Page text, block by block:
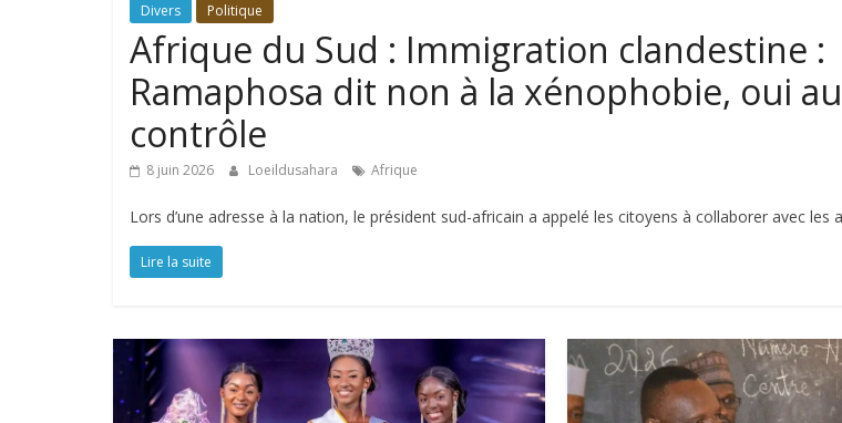
Divers Politique
Afrique du Sud : Immigration clandestine :
Ramaphosa dit non à la xénophobie, oui au
contrôle
8 juin 2026 Loeildusahara Afrique
Lors d’une adresse à la nation, le président sud-africain a appelé les citoyens à collaborer avec les
Lire la suite